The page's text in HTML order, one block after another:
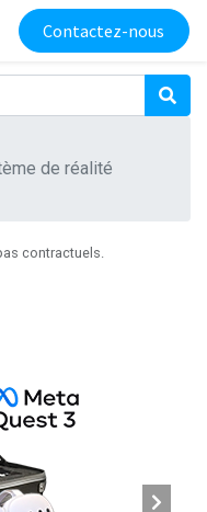
Contactez-nous
de réalité
contractuels.